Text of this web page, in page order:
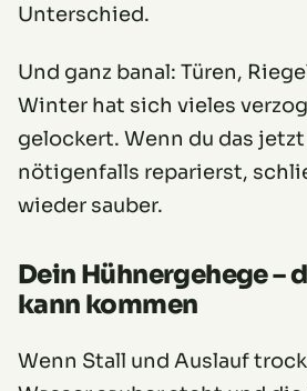
Unterschied.
Und ganz banal: Türen,
Winter hat sich vieles
gelockert. Wenn du das
nötigenfalls reparierst,
wieder sauber.
Dein Hühnergehege –
kann kommen
Wenn Stall und Auslauf